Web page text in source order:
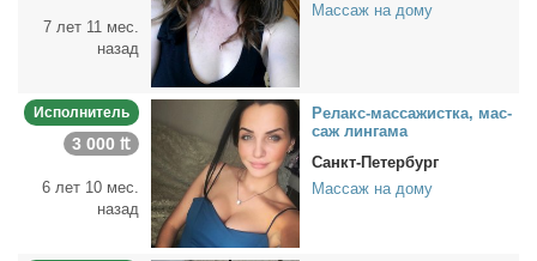
7 лет 11 мес.
назад
Массаж на дому
Исполнитель
3 000 ₶
6 лет 10 мес.
назад
Ре­лакс-мас­са­жист­ка, мас­
саж лин­га­ма
Санкт-Петербург
Массаж на дому